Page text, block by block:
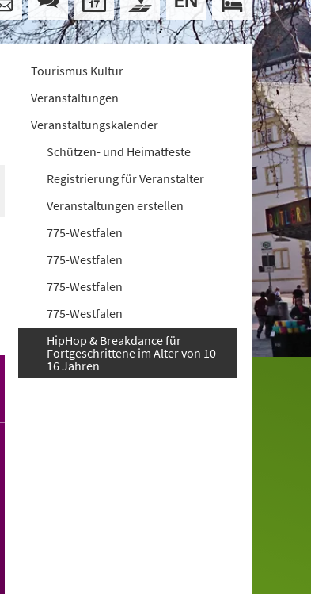
Tourismus Kultur
Veranstaltungen
Veranstaltungskalender
Schützen- und Heimatfeste
Registrierung für Veranstalter
Veranstaltungen erstellen
775-Westfalen
775-Westfalen
775-Westfalen
775-Westfalen
HipHop & Breakdance für
Fortgeschrittene im Alter von 10-
16 Jahren